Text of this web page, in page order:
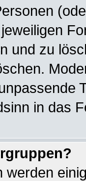
und zu
in das
werden